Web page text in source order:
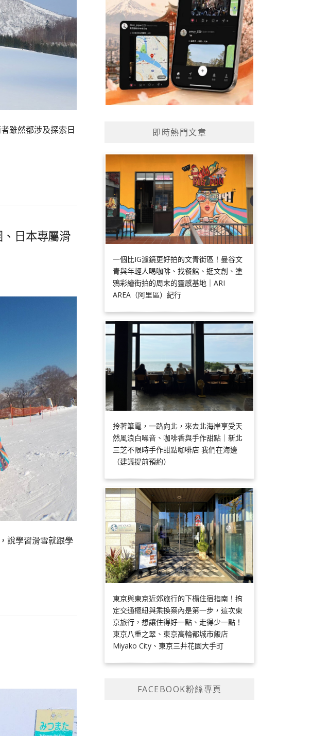
雖然都涉及探索日
日本專屬滑
說學習滑雪就跟學
即時熱門文章
一個比IG濾鏡更好拍的文青街區！曼谷文
青與年輕人喝咖啡、找餐館、逛文創、塗
鴉彩繪街拍的周末的靈感基地｜ARI
AREA（阿里區）紀行
拎著筆電，一路向北，來去北海岸享受天
然風浪白噪音、咖啡香與手作甜點｜新北
三芝不限時手作甜點咖啡店 我們在海邊
（建議提前預約）
東京與東京近郊旅行的下榻住宿指南！搞
定交通樞紐與乘換案內是第一步，這次東
京旅行，想讓住得好一點、走得少一點！
東京八重之翠、東京高輪都城市飯店
Miyako City、東京三井花園大手町
FACEBOOK粉絲專頁